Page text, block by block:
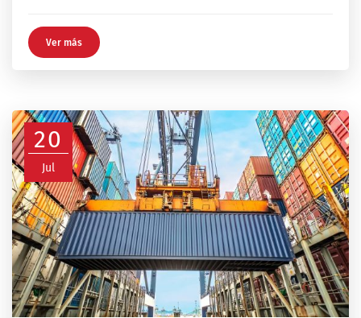
Ver más
20
Jul